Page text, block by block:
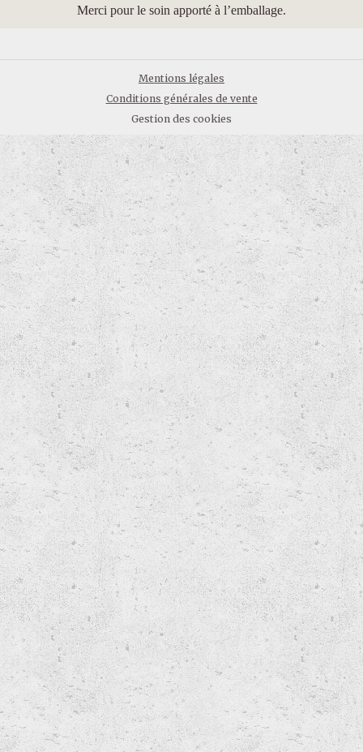
Merci pour le soin apporté à l’emballage.
Mentions légales
Conditions générales de vente
Gestion des cookies